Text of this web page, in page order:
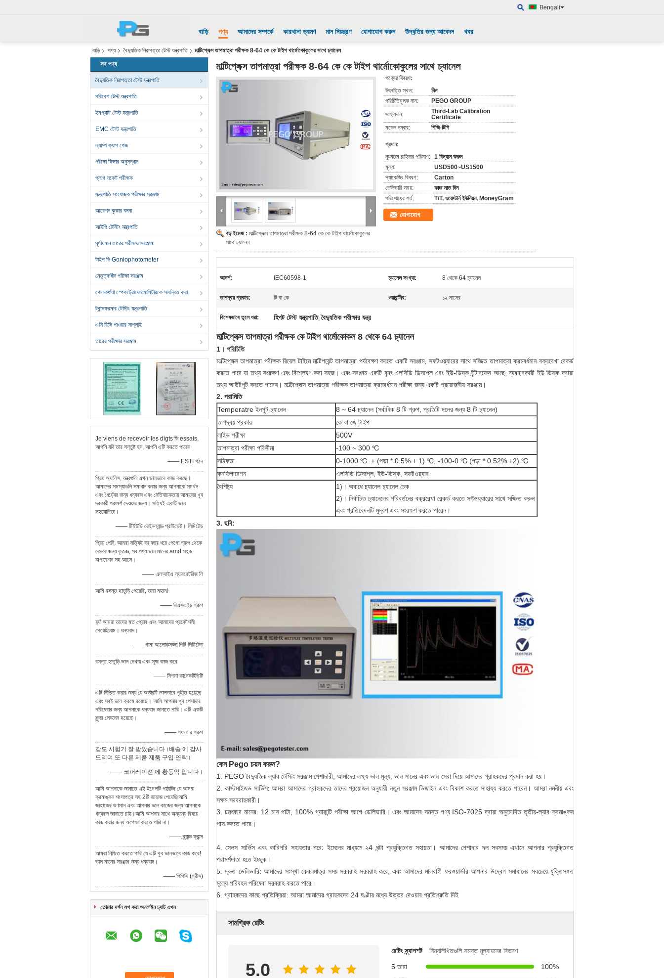
Bengali
বাড়ি পণ্য আমাদের সম্পর্কে কারখানা ভ্রমণ মান নিয়ন্ত্রণ যোগাযোগ করুন উদ্ধৃতির জন্য আবেদন খবর
বাড়ি পণ্য বৈদ্যুতিক নিরাপত্তা টেস্ট যন্ত্রপাতি মাল্টিপ্লেক্স তাপমাত্রা পরীক্ষক 8-64 কে কে টাইপ থার্মোকোকুলের সাথে চ্যানেল
সব পণ্য
বৈদ্যুতিক নিরাপত্তা টেস্ট যন্ত্রপাতি
পরিবেশ টেস্ট যন্ত্রপাতি
ইমপ্যাক্ট টেস্ট যন্ত্রপাতি
EMC টেস্ট যন্ত্রপাতি
ল্যাম্প ক্যাপ গেজ
পরীক্ষা ফিঙ্গার অনুসন্ধান
প্লাগ সকেট পরীক্ষক
যন্ত্রপাতি সংযোজক পরীক্ষার সরঞ্জাম
আবেশন কুকার বদনা
আইপি টেস্টিং যন্ত্রপাতি
ঘূর্ণায়মান তারের পরীক্ষার সরঞ্জাম
টাইপ সি Goniophotometer
নেতৃত্বাধীন পরীক্ষা সরঞ্জাম
গোলকধাঁধা স্পেকট্রোফোমোমিটারকে সমন্বিত করা
ট্রান্সফরমার টেস্টিং যন্ত্রপাতি
এসি ডিসি পাওয়ার সাপ্লাই
তারের পরীক্ষার সরঞ্জাম
Je viens de recevoir les digts ডি essais,
আপনি যদি তার সন্তুষ্ট হন, আপনি এটি করতে পারেন
—— ESTI গঠন
প্রিয় অ্যালিস, যন্ত্রগুলি এখন ভালভাবে কাজ করছে।
আমাদের সমস্যাগুলি সমাধান করার জন্য আপনাকে সমর্থন
এবং ধৈর্য্যের জন্য ধন্যবাদ এবং নেতিবাচকতায় আমাদের খুব
দরকারী পরামর্শ দেওয়ার জন্য। সত্যিই একটি ভাল
সহযোগিতা।
—— টিইউভি রেইনল্যান্ড প্রাইভেট। লিমিটেড
প্রিয় পেনি, আমরা সত্যিই বহু বছর ধরে পেগো গ্রুপ থেকে
কেনার জন্য কৃতজ্ঞ, সব পণ্য ভাল মানের amd সহজ
অপারেশন সহ আসে।
—— এলআইএ ল্যাবরেটরিজ লি
আমি বসন্ত হাতুড়ি পেয়েছি, তারা মহান!
—— বিএসএইচ গ্রুপ
হ্যাঁ আমরা তাদের মত প্রোব এবং আমাদের প্রকৌশলী
পেয়েছিলাম। ধন্যবাদ।
—— গামা আলোকসজ্জা পিটি লিমিটেড
বসন্ত হাতুড়ি ভাল দেখায় এবং সূক্ষ্ম কাজ করে
—— সিগমা কানেকটিভিটি
এটি নিশ্চিত করার জন্য যে অর্ডারটি ভালভাবে গৃহীত হয়েছে
এবং সবই ভাল ক্রমে রয়েছে। আমি আপনার খুব পেশাদার
পরিষেবার জন্য আপনাকে ধন্যবাদ জানাতে পারি। এটি একটি
সুন্দর লেনদেন হয়েছে।
—— গ্যালা’র গ্রুপ
강도 시험기 잘 받았습니다।배송 에 감사
드리며 또 다른 제품 제품 구입 연락।
—— 코퍼레이션 에 황동익 입니다।
আমি আপনাকে জানাতে এই ইমেলটি পাঠাচ্ছি যে আমরা
ক্রমাঙ্কন শংসাপত্র সহ 2টি জাহাজ পেয়েছি৷আমি
জাহাজের গুণমান এবং আপনার ভাল কাজের জন্য আপনাকে
ধন্যবাদ জানাতে চাই।আমি আপনার সাথে অন্যান্য বিষয়ে
কাজ করার জন্য অপেক্ষা করতে পারি না।
—— ব্র্যান্ড ফ্রান্স
আমরা নিশ্চিত করতে পারি যে এটি খুব ভালভাবে কাজ করে!
ভাল মানের সরঞ্জাম জন্য ধন্যবাদ।
—— পিপিসি (গ্রীস)
তোমার দর্শন লগ করা অনলাইন চ্যাট এখন
মাল্টিপ্লেক্স তাপমাত্রা পরীক্ষক 8-64 কে কে টাইপ থার্মোকোকুলের সাথে চ্যানেল
বড় ইমেজ : মাল্টিপ্লেক্স তাপমাত্রা পরীক্ষক 8-64 কে কে টাইপ থার্মোকোকুলের
সাথে চ্যানেল
পণ্যের বিবরণ:
উৎপত্তি স্থল:
চীন
পরিচিতিমুলক নাম:
PEGO GROUP
সাক্ষ্যদান:
Third-Lab Calibration
Certificate
মডেল নম্বার:
পিজি-টিপি
প্রদান:
ন্যূনতম চাহিদার পরিমাণ: 1 বিন্যাস করুন
মূল্য:
USD500~US1500
প্যাকেজিং বিবরণ:
Carton
ডেলিভারি সময়:
কাজ সাত দিন
পরিশোধের শর্ত:
T/T, ওয়েস্টার্ন ইউনিয়ন, MoneyGram
যোগাযোগ
আদর্শ: IEC60598-1 চ্যানেল সংখ্যা: 8 থেকে 64 চ্যানেল
তাপদ্বয় প্রকার: টি বা কে ওয়ারান্টীর: ১২ মাসের
বিশেষভাবে তুলে ধরা: হিপট টেস্ট যন্ত্রপাতি, বৈদ্যুতিক পরীক্ষার যন্ত্র
মাল্টিপ্লেক্স তাপমাত্রা পরীক্ষক কে টাইপ থার্মোকোকল 8 থেকে 64 চ্যানেল
1। পরিচিতি
মাল্টিপ্লেক্স তাপমাত্রা পরীক্ষক রিয়েল টাইমে মাল্টিপয়েন্ট তাপমাত্রা পর্যবেক্ষণ করতে একটি সরঞ্জাম, সফটওয়্যারের সাথে সজ্জিত তাপমাত্রা ক্রমবর্ধমান বক্ররেখা রেকর্ড
করতে পারে যা তথ্য সংরক্ষণ এবং বিশ্লেষণ করা সহজ। এবং সরঞ্জাম একটি বৃহৎ এলসিডি ডিসপ্লে এবং ইউ-ডিস্ক ইন্টারফেস আছে, ব্যবহারকারী ইউ ডিস্ক দ্বারা
তথ্য আউটপুট করতে পারেন। মাল্টিপ্লেক্স তাপমাত্রা পরীক্ষক তাপমাত্রা ক্রমবর্ধমান পরীক্ষা জন্য একটি প্রয়োজনীয় সরঞ্জাম।
2. পরামিতি
Temperatre ইনপুট চ্যানেল
8 ~ 64 চ্যানেল (সর্বাধিক 8 টি গ্রুপ, প্রতিটি দলের জন্য 8 টি চ্যানেল)
তাপদ্বয় প্রকার
কে বা জে টাইপ
লাইভ পরীক্ষা
500V
তাপমাত্রা পরীক্ষা পরিসীমা
-100 ~ 300 ℃
সঠিকতা
0-1000 ℃: ± (পড়া * 0.5% + 1) ℃; -100-0 ℃ (পড়া * 0.52% +2) ℃
কনফিগারেশন
এলসিডি ডিসপ্লে, ইউ-ডিস্ক, সফটওয়্যার
বৈশিষ্ট্য
1)। অবাধে চ্যানেল চ্যানেল চেক
2)। নির্বাচিত চ্যানেলের পরিবর্তনের বক্ররেখা রেকর্ড করতে সফ্টওয়্যারের সাথে সজ্জিত করুন
এবং প্রতিবেদনটি মুদ্রণ এবং সংরক্ষণ করতে পারেন।
3. ছবি:
কেন Pego চয়ন করুন?
1. PEGO বৈদ্যুতিক ল্যাব টেস্টিং সরঞ্জাম পেশাদারী, আমাদের লক্ষ্য ভাল মূল্য, ভাল মানের এবং ভাল সেবা দিয়ে আমাদের গ্রাহকদের প্রদান করা হয়।
2. কাস্টমাইজড সার্ভিস: আমরা আমাদের গ্রাহকদের তাদের প্রয়োজন অনুযায়ী নতুন সরঞ্জাম ডিজাইন এবং বিকাশ করতে সাহায্য করতে পারেন। আমরা নমনীয় এবং
সক্ষম সরবরাহকারী।
3. চমৎকার মানের: 12 মাস পাটা, 100% গ্যারান্টি পরীক্ষা আগে ডেলিভারি। এবং আমাদের সমস্ত পণ্য ISO-7025 দ্বারা অনুমোদিত তৃতীয়-ল্যাব ক্রমাঙ্কন
পাস করতে পারে।
4. সেলস সার্ভিস এবং কারিগরি সহায়তার পরে: ইমেলের মাধ্যমে ২4 ঘন্টা প্রযুক্তিগত সহায়তা। আমাদের পেশাদার দল সবসময় এখানে আপনার প্রযুক্তিগত
পরামর্শদাতা হতে ইচ্ছুক।
5. দ্রুত ডেলিভারি: আমাদের সংস্থা কেবলমাত্র সময় সরবরাহ সরবরাহ করে, এবং আমাদের মালবাহী ফরওয়ার্ডার আপনার উদ্বেগ সমাধানের সবচেয়ে যুক্তিসঙ্গত
মূল্যে পরিবহন পরিষেবা সরবরাহ করতে পারে।
6. গ্রাহকদের কাছে প্রতিক্রিয়া: আমরা আমাদের গ্রাহকদের 24 ঘণ্টার মধ্যে উত্তর দেওয়ার প্রতিশ্রুতি দিই
সামগ্রিক রেটিং
5.0
রেটিং স্ন্যাপশট
নিম্নলিখিতগুলি সমস্ত মূল্যায়নের বিতরণ
5 তারা
100%